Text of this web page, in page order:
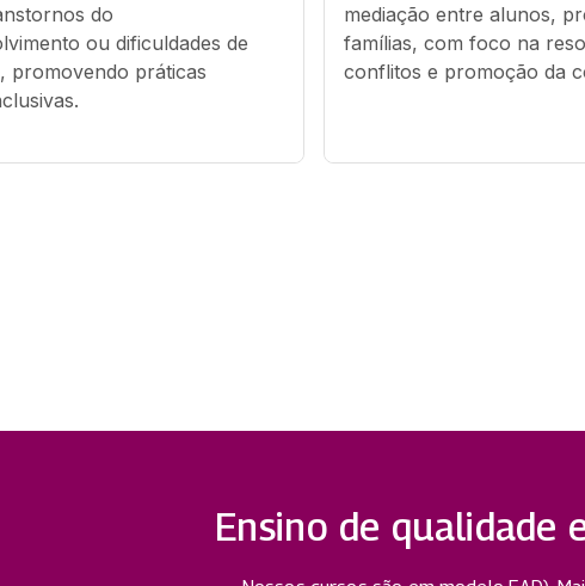
do
ou dificuldades de
promovendo práticas
mediação entre alunos,
famílias, com foco na
conflitos e promoção da
Ensino de qualidade